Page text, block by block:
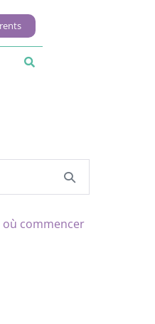
où commencer